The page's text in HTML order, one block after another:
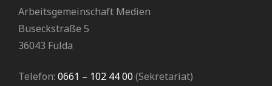
Arbeitsgemeinschaft Medien
Buseckstraße 5
36043 Fulda
Telefon: 0661 – 102 44 00 (Sekretariat)